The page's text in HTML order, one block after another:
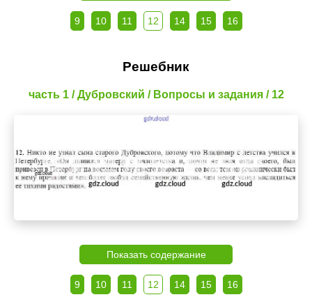
9 10 11 12 14 15 16
Решебник
часть 1 / Дубровский / Вопросы и задания / 12
Показать содержание
9 10 11 12 14 15 16